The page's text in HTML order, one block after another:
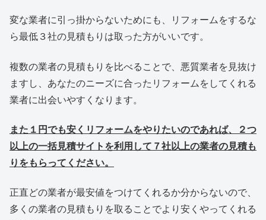
変な業者に引っ掛からないためにも、リフォームをするな
ら最低３社の見積もりは取った方がいいです。
複数の業者の見積もりを比べることで、悪質業者を見抜け
ますし、あなたのニーズに合ったリフォームをしてくれる
業者に出会いやすくなります。
また１円でも安くリフォームをやりたいのであれば、２つ
以上の一括見積サイトを利用して７社以上の業者の見積も
りをもらってください。
正直どの業者が最安値をつけてくれるか分からないので、
多くの業者の見積もりを取ることでより安くやってくれる